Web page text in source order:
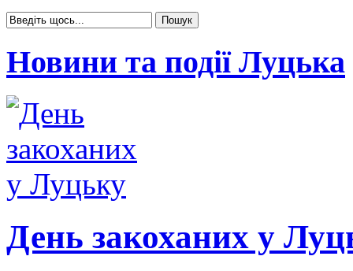
Новини та події Луцька
День закоханих у